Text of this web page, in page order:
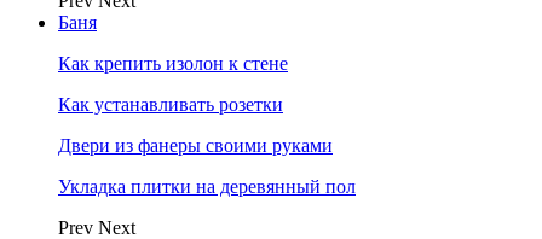
Баня
Как крепить изолон к стене
Как устанавливать розетки
Двери из фанеры своими руками
Укладка плитки на деревянный пол
Prev Next